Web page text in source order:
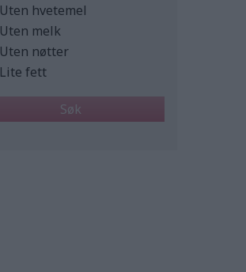
Uten hvetemel
Uten melk
Uten nøtter
Lite fett